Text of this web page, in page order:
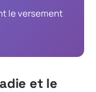
le versement
et le